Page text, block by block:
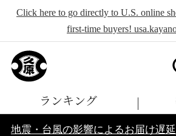
Click here to go directly to U.S. online
first-time buyers!
ランキング
地震・台風の影響によるお届け遅